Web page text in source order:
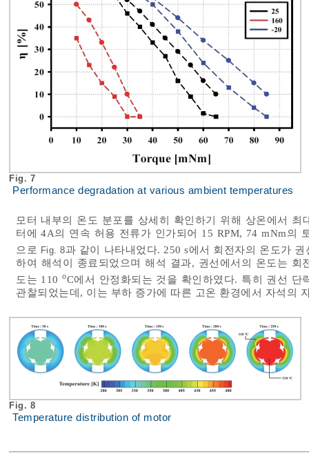
Fig. 7
Performance degradation at various ambient temperatures
모터 내부의 온도 분포를 상세히 확인하기 위해 상온에서
터에 4A의 연속 허용 전류가 인가되어 15 RPM, 74 mNm의
으로 Fig. 8과 같이 나타내었다. 250 s에서 회전자의 온도가
하여 해석이 종료되었으며 해석 결과, 권선에서의 온도는
도는 110oC에서 안정화되는 것을 확인하였다. 특히 권선
관찰되었는데, 이는 부하 증가에 따른 고온 환경에서 자석의
Fig. 8
Temperature distribution of motor